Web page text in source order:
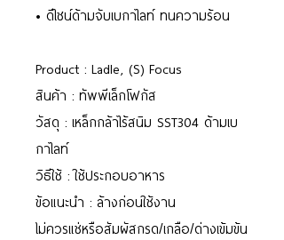
• ดีไซน์ด้ามจับเบกาไลท์ ทนความร้อน
Product : Ladle, (S) Focus
สินค้า : ทัพพีเล็กโฟกัส
วัสดุ : เหล็กกล้าไร้สนิม SST304 ด้ามเบ
กาไลท์
วิธีใช้ : ใช้ประกอบอาหาร
ข้อแนะนำ : ล้างก่อนใช้งาน
ไม่ควรแช่หรือสัมผัสกรด/เกลือ/ด่างเข้มข้น